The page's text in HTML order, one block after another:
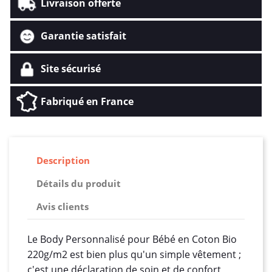
Livraison offerte
Garantie satisfait
Site sécurisé
Fabriqué en France
Description
Détails du produit
Avis clients
Le Body Personnalisé pour Bébé en Coton Bio
220g/m2 est bien plus qu'un simple vêtement ;